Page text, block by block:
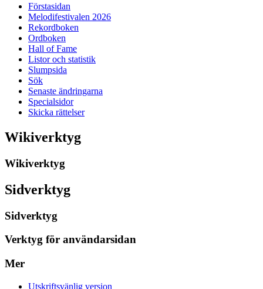
Förstasidan
Melodifestivalen 2026
Rekordboken
Ordboken
Hall of Fame
Listor och statistik
Slumpsida
Sök
Senaste ändringarna
Specialsidor
Skicka rättelser
Wikiverktyg
Wikiverktyg
Sidverktyg
Sidverktyg
Verktyg för användarsidan
Mer
Utskriftsvänlig version